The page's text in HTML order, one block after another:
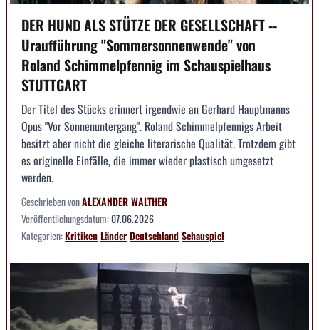
DER HUND ALS STÜTZE DER GESELLSCHAFT --
Uraufführung "Sommersonnenwende" von
Roland Schimmelpfennig im Schauspielhaus
STUTTGART
Der Titel des Stücks erinnert irgendwie an Gerhard Hauptmanns
Opus "Vor Sonnenuntergang". Roland Schimmelpfennigs Arbeit
besitzt aber nicht die gleiche literarische Qualität. Trotzdem gibt
es originelle Einfälle, die immer wieder plastisch umgesetzt
werden.
Geschrieben vonALEXANDER WALTHER
Veröffentlichungsdatum:07.06.2026
Kategorien:KritikenLänderDeutschlandSchauspiel